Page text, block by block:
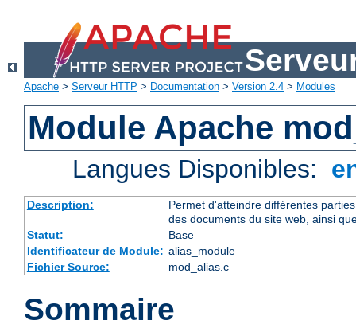
Apache > Serveur HTTP > Documentation > Version 2.4 > Modules
Module Apache
Langues Disponibles:
Description:
Permet d'atteindre différentes
des documents du site web, ainsi
Statut:
Base
Identificateur de Module: alias_module
Fichier Source:
mod_alias.c
Sommaire